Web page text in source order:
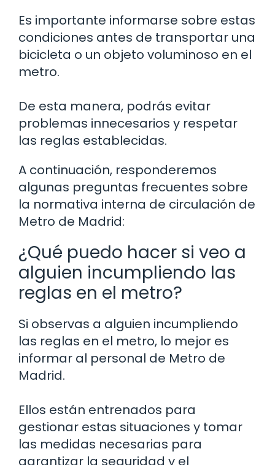
Es importante informarse sobre estas
condiciones antes de transportar una
bicicleta o un objeto voluminoso en el
metro.
De esta manera, podrás evitar
problemas innecesarios y respetar
las reglas establecidas.
A continuación, responderemos
algunas preguntas frecuentes sobre
la normativa interna de circulación de
Metro de Madrid:
¿Qué puedo hacer si veo a
alguien incumpliendo las
reglas en el metro?
Si observas a alguien incumpliendo
las reglas en el metro, lo mejor es
informar al personal de Metro de
Madrid.
Ellos están entrenados para
gestionar estas situaciones y tomar
las medidas necesarias para
garantizar la seguridad y el